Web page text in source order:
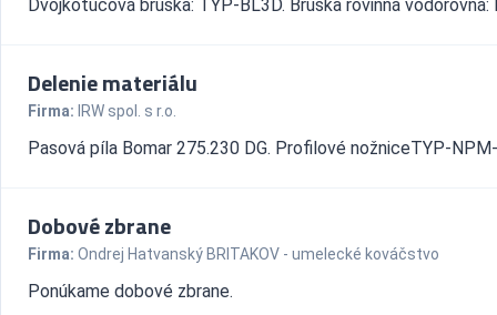
Dvojkotúčová brúska: TYP-BL3D. Brúska rovinná vodorovná:
Delenie materiálu
Firma: IRW spol. s r.o.
Pasová píla Bomar 275.230 DG. Profilové nožniceTYP-
Dobové zbrane
Firma: Ondrej Hatvanský BRITAKOV - umelecké kováčstvo
Ponúkame dobové zbrane.